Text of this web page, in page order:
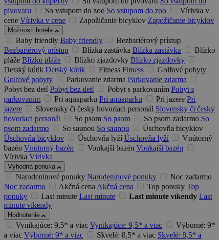
pivovaru
So vstupom do zoo So vstupom do zoo
Vírivka v
cene Vírivka v cene Zapožičanie bicyklov Zapožičanie bicyklov
Možnosti hotela
Baby friendly Baby friendly
Bezbariérový prístup
Bezbariérový prístup
Blízka zastávka Blízka zastávka
Blízko
pláže Blízko pláže Blízko zjazdovky Blízko zjazdovky
Detský kútik Detský kútik Fitness Fitness
Golfové pobyty
Golfové pobyty
Parkovanie zdarma Parkovanie zdarma
Pobyt bez detí Pobyt bez detí Pobyt s parkovaním Pobyt s
parkovaním
Pri aquaparku Pri aquaparku Pri jazere Pri
jazere
Slovensky či česky hovoriaci personál Slovensky či česky
hovoriaci personál
So psom So psom So psom zadarmo So
psom zadarmo
So saunou So saunou
Úschovňa bicyklov
Úschovňa bicyklov
Úschovňa lyží Úschovňa lyží
Vnútorný
bazén Vnútorný bazén Vonkajší bazén Vonkajší bazén
Vírivka Vírivka
Výhodná ponuka
Narodeninové ponuky Narodeninové ponuky
Noc zadarmo
Noc zadarmo
Akčná cenaAkčná cena Top ponuky Top
ponuky
Last minute Last minute Last minute víkendy Last
minute víkendy
Hodnotenie
Vynikajúce: 9,5* a viac Vynikajúce: 9,5* a viac
Výborné: 9*
a viac Výborné: 9* a viac Skvelé: 8,5* a viac Skvelé: 8,5* a